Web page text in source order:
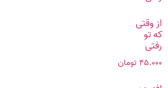
از وقتی
که تو
رفتی
۴۵.۰۰۰ تومان